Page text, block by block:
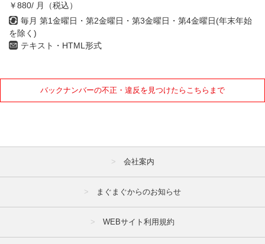
￥880/ 月（税込）
毎月 第1金曜日・第2金曜日・第3金曜日・第4金曜日(年末年始
を除く)
テキスト・HTML形式
バックナンバーの不正・違反を見つけたらこちらまで
会社案内
まぐまぐからのお知らせ
WEBサイト利用規約